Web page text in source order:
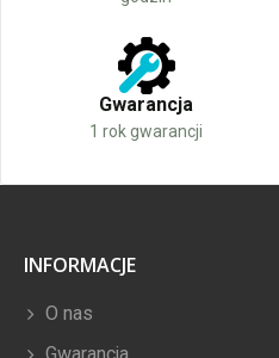
Gwarancja
1 rok gwarancji
INFORMACJE
O nas